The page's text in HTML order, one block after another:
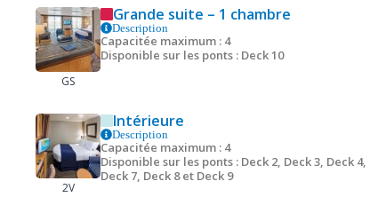
GS
Grande suite – 1 chambre
Description
Capacitée maximum : 4
Disponible sur les ponts : Deck 10
2V
Intérieure
Description
Capacitée maximum : 4
Disponible sur les ponts : Deck 2, Deck 3, Deck 4,
Deck 7, Deck 8 et Deck 9